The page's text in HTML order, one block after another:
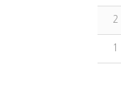
2
1